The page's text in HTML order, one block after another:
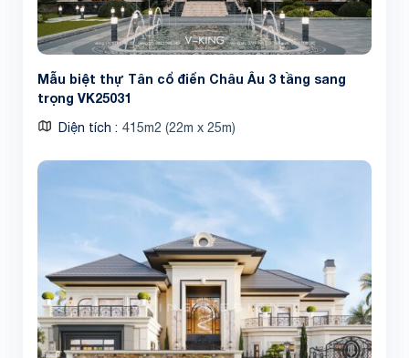
Mẫu biệt thự Tân cổ điển Châu Âu 3 tầng sang
trọng VK25031
Diện tích 415m2 (22m x 25m)